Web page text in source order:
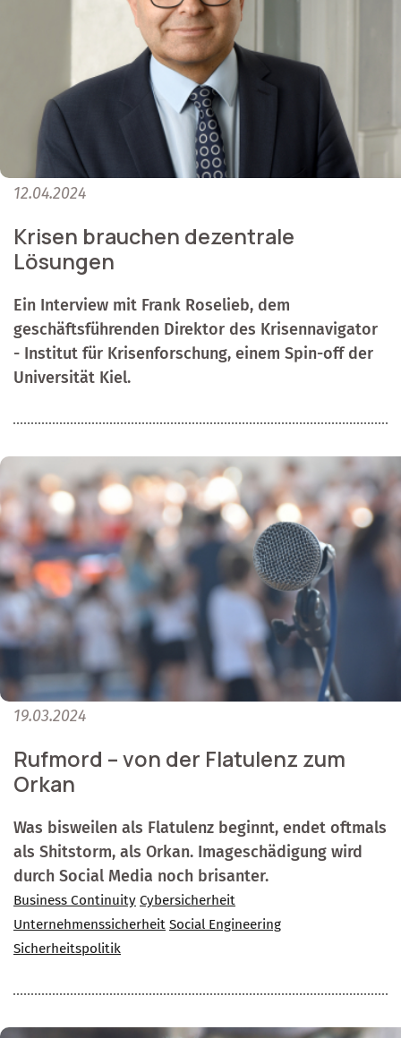
12.04.2024
Krisen brauchen dezentrale
Lösungen
Ein Interview mit Frank Roselieb, dem
geschäftsführenden Direktor des Krisennavigator
- Institut für Krisenforschung, einem Spin-off der
Universität Kiel.
19.03.2024
Rufmord – von der Flatulenz zum
Orkan
Was bisweilen als Flatulenz beginnt, endet oftmals
als Shitstorm, als Orkan. Imageschädigung wird
durch Social Media noch brisanter.
Business Continuity Cybersicherheit
Unternehmenssicherheit Social Engineering
Sicherheitspolitik